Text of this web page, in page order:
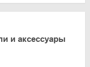
и аксессуары